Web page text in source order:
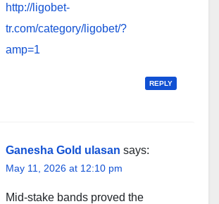
http://ligobet-
tr.com/category/ligobet/?
amp=1
REPLY
Ganesha Gold ulasan says:
May 11, 2026 at 12:10 pm
Mid-stake bands proved the